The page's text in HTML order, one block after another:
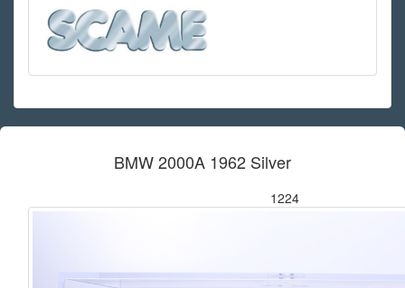
BMW 2000A 1962 Silver
1224